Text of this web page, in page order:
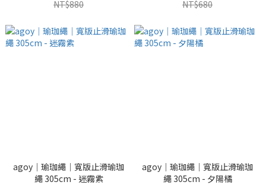
NT$880 NT$680
agoy｜瑜珈繩｜寬版止滑瑜珈
繩 305cm - 迷霧紫
agoy｜瑜珈繩｜寬版止滑瑜珈
繩 305cm - 夕陽橘